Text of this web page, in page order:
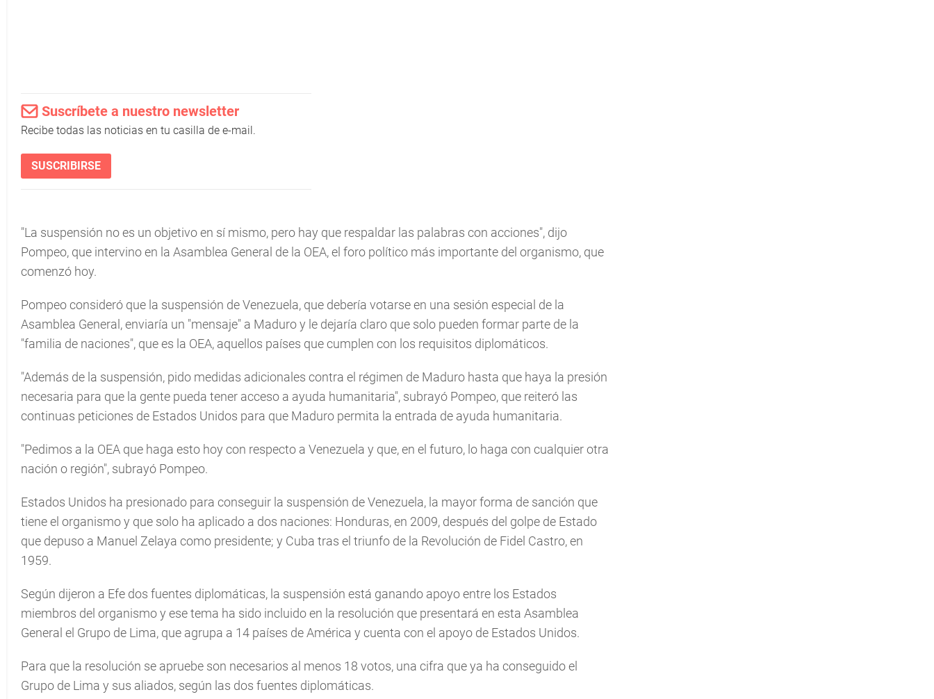
Suscríbete a nuestro newsletter
Recibe todas las noticias en tu casilla de e-mail.
SUSCRIBIRSE
"La suspensión no es un objetivo en sí mismo, pero hay que respaldar las palabras con acciones", dijo
Pompeo, que intervino en la Asamblea General de la OEA, el foro político más importante del organismo, que
comenzó hoy.
Pompeo consideró que la suspensión de Venezuela, que debería votarse en una sesión especial de la
Asamblea General, enviaría un "mensaje" a Maduro y le dejaría claro que solo pueden formar parte de la
"familia de naciones", que es la OEA, aquellos países que cumplen con los requisitos diplomáticos.
"Además de la suspensión, pido medidas adicionales contra el régimen de Maduro hasta que haya la presión
necesaria para que la gente pueda tener acceso a ayuda humanitaria", subrayó Pompeo, que reiteró las
continuas peticiones de Estados Unidos para que Maduro permita la entrada de ayuda humanitaria.
"Pedimos a la OEA que haga esto hoy con respecto a Venezuela y que, en el futuro, lo haga con cualquier otra
nación o región", subrayó Pompeo.
Estados Unidos ha presionado para conseguir la suspensión de Venezuela, la mayor forma de sanción que
tiene el organismo y que solo ha aplicado a dos naciones: Honduras, en 2009, después del golpe de Estado
que depuso a Manuel Zelaya como presidente; y Cuba tras el triunfo de la Revolución de Fidel Castro, en
1959.
Según dijeron a Efe dos fuentes diplomáticas, la suspensión está ganando apoyo entre los Estados
miembros del organismo y ese tema ha sido incluido en la resolución que presentará en esta Asamblea
General el Grupo de Lima, que agrupa a 14 países de América y cuenta con el apoyo de Estados Unidos.
Para que la resolución se apruebe son necesarios al menos 18 votos, una cifra que ya ha conseguido el
Grupo de Lima y sus aliados, según las dos fuentes diplomáticas.